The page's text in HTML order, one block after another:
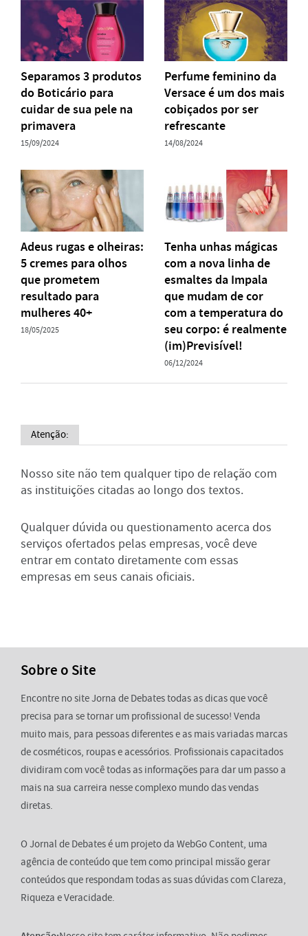
Separamos 3 produtos
do Boticário para
cuidar de sua pele na
primavera
15/09/2024
Perfume feminino da
Versace é um dos mais
cobiçados por ser
refrescante
14/08/2024
Adeus rugas e olheiras:
5 cremes para olhos
que prometem
resultado para
mulheres 40+
18/05/2025
Tenha unhas mágicas
com a nova linha de
esmaltes da Impala
que mudam de cor
com a temperatura do
seu corpo: é realmente
(im)Previsível!
06/12/2024
Atenção:
Nosso site não tem qualquer tipo de relação com
as instituições citadas ao longo dos textos.
Qualquer dúvida ou questionamento acerca dos
serviços ofertados pelas empresas, você deve
entrar em contato diretamente com essas
empresas em seus canais oficiais.
Sobre o Site
Encontre no site Jorna de Debates todas as dicas que você
precisa para se tornar um profissional de sucesso! Venda
muito mais, para pessoas diferentes e as mais variadas marcas
de cosméticos, roupas e acessórios. Profissionais capacitados
dividiram com você todas as informações para dar um passo a
mais na sua carreira nesse complexo mundo das vendas
diretas.
O Jornal de Debates é um projeto da WebGo Content, uma
agência de conteúdo que tem como principal missão gerar
conteúdos que respondam todas as suas dúvidas com Clareza,
Riqueza e Veracidade.